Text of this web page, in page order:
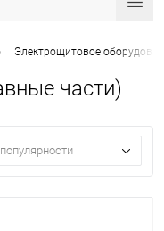
Электрощитовое
части)
популярности